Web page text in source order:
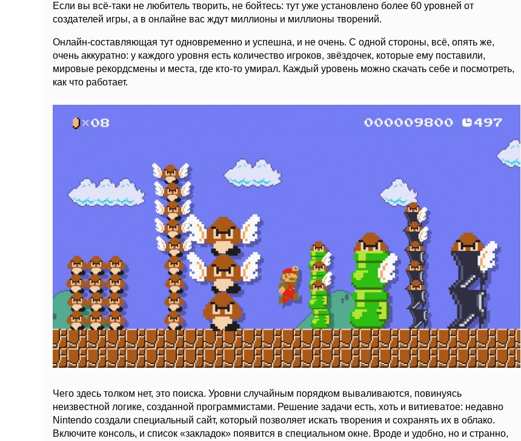
Если вы всё-таки не любитель творить, не бойтесь: тут уже установлено более 60 уровней от
создателей игры, а в онлайне вас ждут миллионы и миллионы творений.
Онлайн-составляющая тут одновременно и успешна, и не очень. С одной стороны, всё, опять же,
очень аккуратно: у каждого уровня есть количество игроков, звёздочек, которые ему поставили,
мировые рекордсмены и места, где кто-то умирал. Каждый уровень можно скачать себе и посмотреть,
как что работает.
Чего здесь толком нет, это поиска. Уровни случайным порядком вываливаются, повинуясь
неизвестной логике, созданной программистами. Решение задачи есть, хоть и витиеватое: недавно
Nintendo создали специальный сайт, который позволяет искать творения и сохранять их в облако.
Включите консоль, и список «закладок» появится в специальном окне. Вроде и удобно, но и странно,